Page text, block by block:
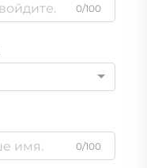
0/100
0/100